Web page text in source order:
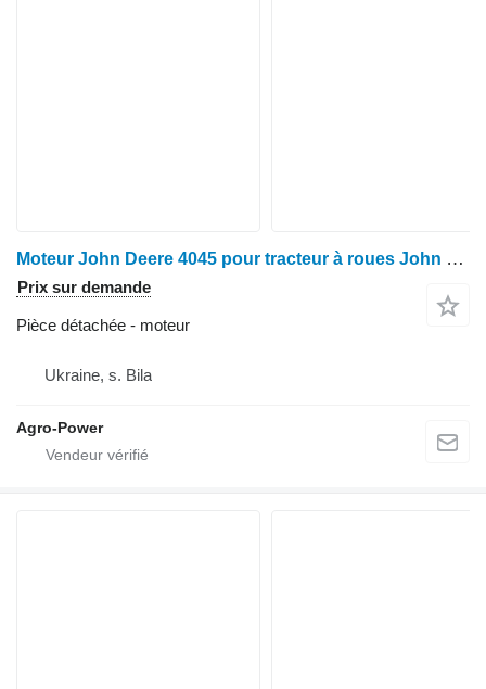
Moteur John Deere 4045 pour tracteur à roues John Deere 6100,6200,6300,6400, 6110,6210,6310,6410
Prix sur demande
Pièce détachée - moteur
Ukraine, s. Bila
Agro-Power